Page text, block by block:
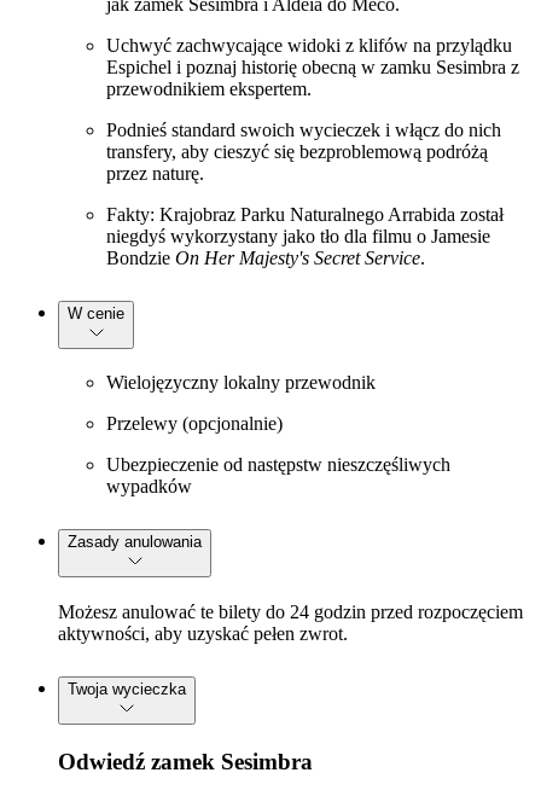
Uchwyć zachwycające widoki z klifów na przylądku
Espichel i poznaj historię obecną w zamku Sesimbra z
przewodnikiem ekspertem.
Podnieś standard swoich wycieczek i włącz do nich
transfery, aby cieszyć się bezproblemową podróżą
przez naturę.
Fakty: Krajobraz Parku Naturalnego Arrabida został
niegdyś wykorzystany jako tło dla filmu o Jamesie
Bondzie On Her Majesty's Secret Service.
W cenie
Wielojęzyczny lokalny przewodnik
Przelewy (opcjonalnie)
Ubezpieczenie od następstw nieszczęśliwych
wypadków
Zasady anulowania
Możesz anulować te bilety do 24 godzin przed rozpoczęciem
aktywności, aby uzyskać pełen zwrot.
Twoja wycieczka
Odwiedź zamek Sesimbra